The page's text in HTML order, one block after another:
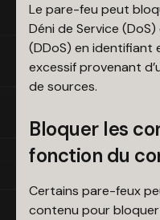
Le pare-feu peut
Déni de Service
(DDoS) en
excessif provenant
de sources.
Bloquer les
fonction du
Certains pare-feux
contenu pour